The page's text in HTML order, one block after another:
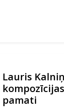
Lauris
pamati